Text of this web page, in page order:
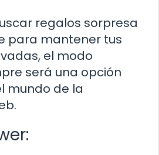
regalos sorpresa
para mantener tus
el modo
será una opción
mundo de la